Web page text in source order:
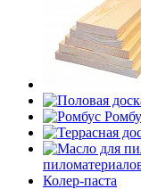
Колер-паста